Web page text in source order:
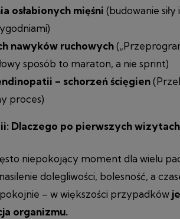
osłabionych mięśni (budowanie
nawyków ruchowych
sposób to maraton, a nie sprint)
– schorzeń ścięgien
proces)
Dlaczego po pierwszych
niepokojący moment dla wielu
dolegliwości, bolesność, a
– w większości przypadków
organizmu.